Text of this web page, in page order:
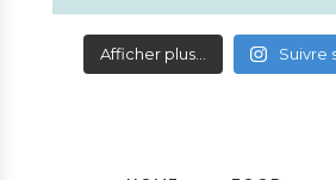
Afficher plus... Suivre